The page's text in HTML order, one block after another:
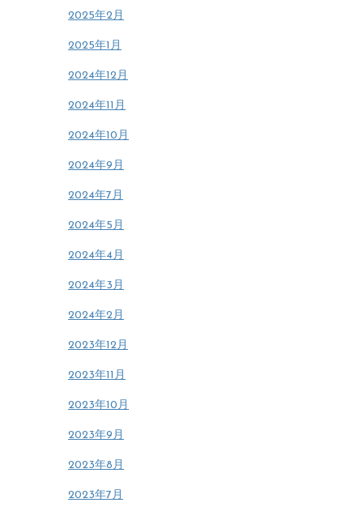
2025年2月
2025年1月
2024年12月
2024年11月
2024年10月
2024年9月
2024年7月
2024年5月
2024年4月
2024年3月
2024年2月
2023年12月
2023年11月
2023年10月
2023年9月
2023年8月
2023年7月